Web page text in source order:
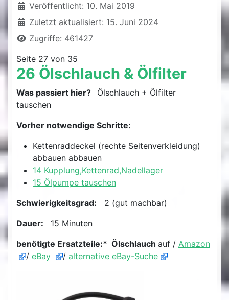
Veröffentlicht: 10. Mai 2019
Zuletzt aktualisiert: 15. Juni 2024
Zugriffe: 461427
Seite 27 von 35
26 Ölschlauch & Ölfilter
Was passiert hier? Ölschlauch + Ölfilter
tauschen
Vorher notwendige Schritte:
Kettenraddeckel (rechte Seitenverkleidung)
abbauen abbauen
14 Kupplung,Kettenrad,Nadellager
15 Ölpumpe tauschen
Schwierigkeitsgrad: 2 (gut machbar)
Dauer:
15 Minuten
benötigte Ersatzteile:* Ölschlauch auf / Amazon
/ eBay / alternative eBay-Suche